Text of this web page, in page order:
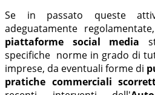
Se in passato queste
adeguatamente
piattaforme social media
specifiche norme in grado di
imprese, da eventuali forme di
pratiche commerciali